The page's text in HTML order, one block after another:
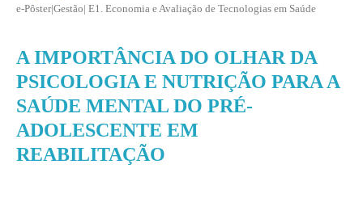
e-Pôster|Gestão| E1. Economia e Avaliação de Tecnologias em Saúde
A IMPORTÂNCIA DO OLHAR DA
PSICOLOGIA E NUTRIÇÃO PARA A
SAÚDE MENTAL DO PRÉ-
ADOLESCENTE EM
REABILITAÇÃO